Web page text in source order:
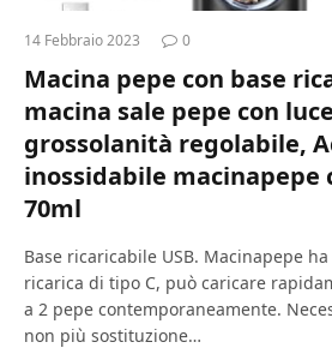
14 Febbraio 2023 0
Macina pepe con base
macina sale pepe con
grossolanità regolabile,
inossidabile macinapepe
70ml
Base ricaricabile USB. Macinapepe
ricarica di tipo C, può caricare
a 2 pepe contemporaneamente.
non più sostituzione…